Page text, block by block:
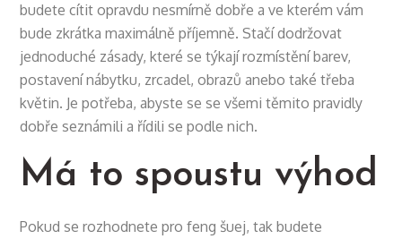
budete cítit opravdu nesmírně dobře a ve kterém vám
bude zkrátka maximálně příjemně. Stačí dodržovat
jednoduché zásady, které se týkají rozmístění barev,
postavení nábytku, zrcadel, obrazů anebo také třeba
květin. Je potřeba, abyste se se všemi těmito pravidly
dobře seznámili a řídili se podle nich.
Má to spoustu výhod
Pokud se rozhodnete pro feng šuej, tak budete